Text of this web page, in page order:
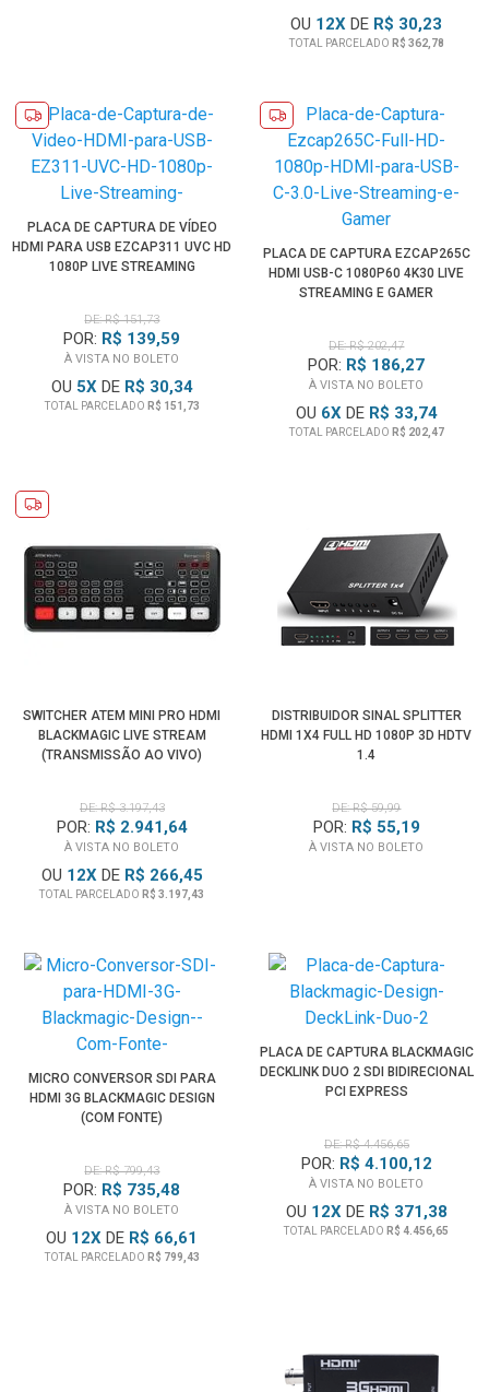
OU 12X DE R$ 30,23
TOTAL PARCELADO R$ 362,78
PLACA DE CAPTURA DE VÍDEO
HDMI PARA USB EZCAP311 UVC HD
1080P LIVE STREAMING
DE: R$ 151,73
POR: R$ 139,59
À VISTA NO BOLETO
OU 5XDE R$ 30,34
TOTAL PARCELADO R$ 151,73
PLACA DE CAPTURA EZCAP265C
HDMI USB-C 1080P60 4K30 LIVE
STREAMING E GAMER
DE: R$ 202,47
POR: R$ 186,27
À VISTA NO BOLETO
OU 6XDE R$ 33,74
TOTAL PARCELADO R$ 202,47
SWITCHER ATEM MINI PRO HDMI
BLACKMAGIC LIVE STREAM
(TRANSMISSÃO AO VIVO)
DE: R$ 3.197,43
POR: R$ 2.941,64
À VISTA NO BOLETO
OU 12XDE R$ 266,45
TOTAL PARCELADO R$ 3.197,43
DISTRIBUIDOR SINAL SPLITTER
HDMI 1X4 FULL HD 1080P 3D HDTV
1.4
DE: R$ 59,99
POR: R$ 55,19
À VISTA NO BOLETO
MICRO CONVERSOR SDI PARA
HDMI 3G BLACKMAGIC DESIGN
(COM FONTE)
DE: R$ 799,43
POR: R$ 735,48
À VISTA NO BOLETO
OU 12X DE R$ 66,61
TOTAL PARCELADO R$ 799,43
PLACA DE CAPTURA BLACKMAGIC
DECKLINK DUO 2 SDI BIDIRECIONAL
PCI EXPRESS
DE: R$ 4.456,65
POR: R$ 4.100,12
À VISTA NO BOLETO
OU 12XDE R$ 371,38
TOTAL PARCELADO R$ 4.456,65